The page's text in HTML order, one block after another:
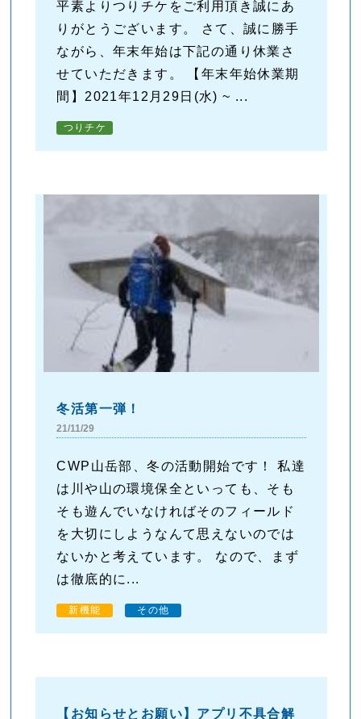
平素よりつりチケをご利用頂き誠にあ
りがとうございます。 さて、誠に勝手
ながら、年末年始は下記の通り休業さ
せていただきます。 【年末年始休業期
間】2021年12月29日(水) ~ ...
つりチケ
冬活第一弾！
21/11/29
CWP山岳部、冬の活動開始です！ 私達
は川や山の環境保全といっても、そも
そも遊んでいなければそのフィールド
を大切にしようなんて思えないのでは
ないかと考えています。 なので、まず
は徹底的に...
新機能 その他
【お知らせとお願い】アプリ不具合解